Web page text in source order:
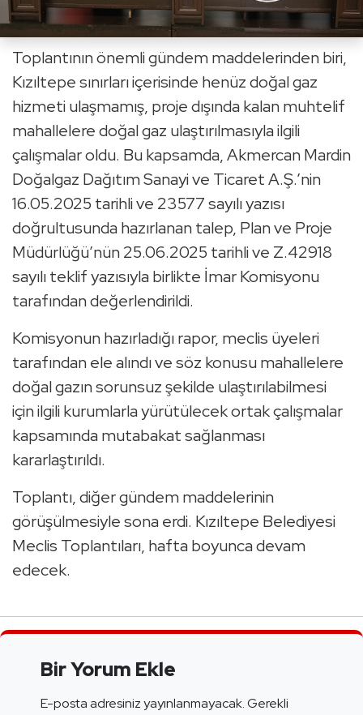
Toplantının önemli gündem maddelerinden biri,
Kızıltepe sınırları içerisinde henüz doğal gaz
hizmeti ulaşmamış, proje dışında kalan muhtelif
mahallelere doğal gaz ulaştırılmasıyla ilgili
çalışmalar oldu. Bu kapsamda, Akmercan Mardin
Doğalgaz Dağıtım Sanayi ve Ticaret A.Ş.’nin
16.05.2025 tarihli ve 23577 sayılı yazısı
doğrultusunda hazırlanan talep, Plan ve Proje
Müdürlüğü’nün 25.06.2025 tarihli ve Z.42918
sayılı teklif yazısıyla birlikte İmar Komisyonu
tarafından değerlendirildi.
Komisyonun hazırladığı rapor, meclis üyeleri
tarafından ele alındı ve söz konusu mahallelere
doğal gazın sorunsuz şekilde ulaştırılabilmesi
için ilgili kurumlarla yürütülecek ortak çalışmalar
kapsamında mutabakat sağlanması
kararlaştırıldı.
Toplantı, diğer gündem maddelerinin
görüşülmesiyle sona erdi. Kızıltepe Belediyesi
Meclis Toplantıları, hafta boyunca devam
edecek.
Bir Yorum Ekle
E-posta adresiniz yayınlanmayacak.Gerekli